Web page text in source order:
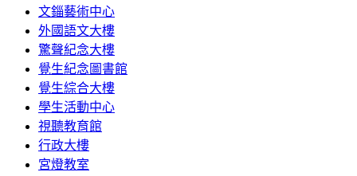
文錙藝術中心
外國語文大樓
驚聲紀念大樓
覺生紀念圖書館
覺生綜合大樓
學生活動中心
視聽教育館
行政大樓
宮燈教室